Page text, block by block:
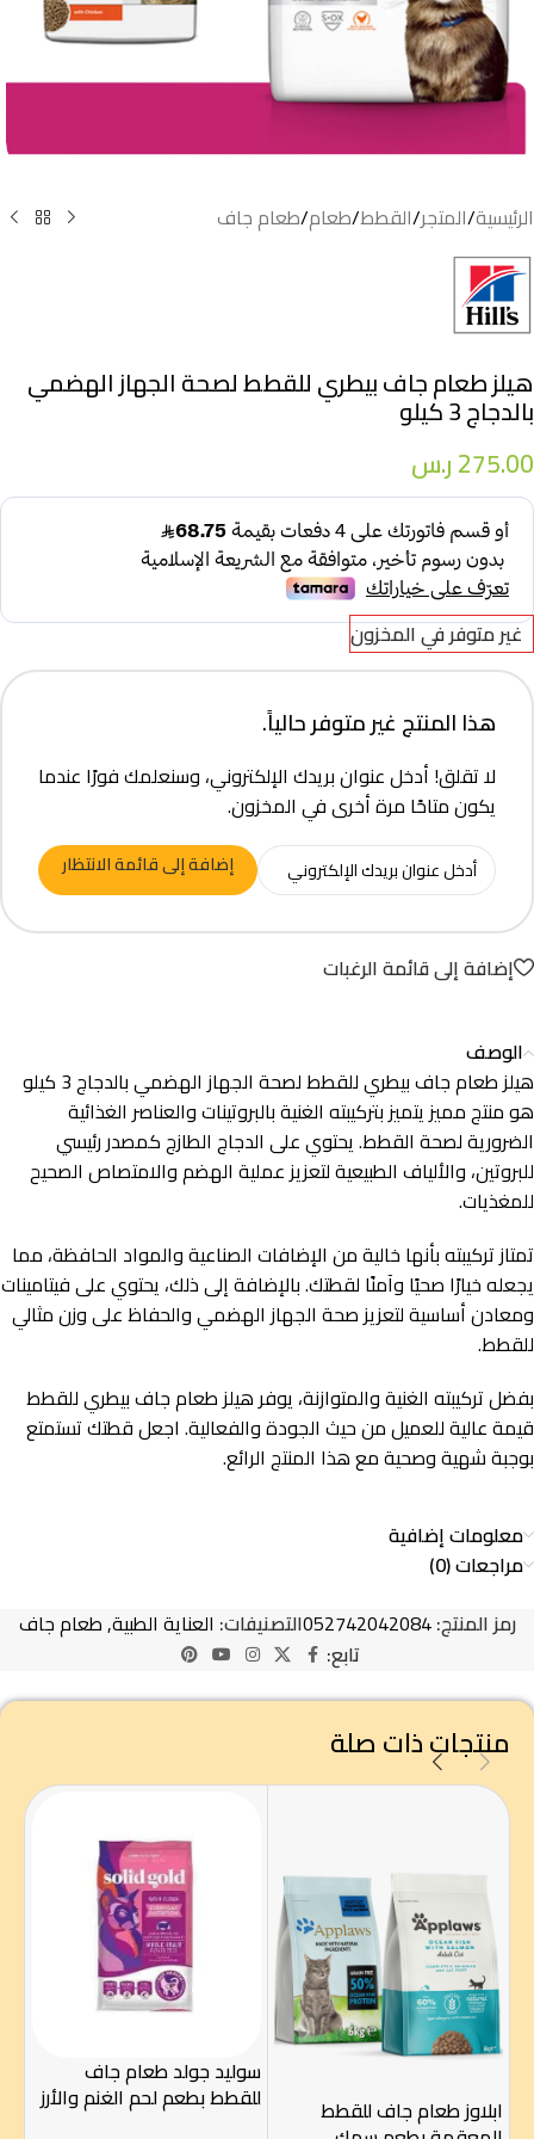
الرئيسية/المتجر/القطط/طعام/طعام جاف
هيلز طعام جاف بيطري للقطط لصحة الجهاز الهضمي
بالدجاج 3 كيلو
275.00ر.س
غير متوفر في المخزون
هذا المنتج غير متوفر حالياً.
لا تقلق! أدخل عنوان بريدك الإلكتروني، وسنعلمك فورًا عندما
يكون متاحًا مرة أخرى في المخزون.
إضافة إلى قائمة الانتظار
إضافة إلى قائمة الرغبات
الوصف
هيلز طعام جاف بيطري للقطط لصحة الجهاز الهضمي بالدجاج 3 كيلو
هو منتج مميز يتميز بتركيبته الغنية بالبروتينات والعناصر الغذائية
الضرورية لصحة القطط. يحتوي على الدجاج الطازج كمصدر رئيسي
للبروتين، والألياف الطبيعية لتعزيز عملية الهضم والامتصاص الصحيح
للمغذيات.
تمتاز تركيبته بأنها خالية من الإضافات الصناعية والمواد الحافظة، مما
يجعله خيارًا صحيًا وآمنًا لقطتك. بالإضافة إلى ذلك، يحتوي على فيتامينات
ومعادن أساسية لتعزيز صحة الجهاز الهضمي والحفاظ على وزن مثالي
للقطط.
بفضل تركيبته الغنية والمتوازنة، يوفر هيلز طعام جاف بيطري للقطط
قيمة عالية للعميل من حيث الجودة والفعالية. اجعل قطتك تستمتع
بوجبة شهية وصحية مع هذا المنتج الرائع.
معلومات إضافية
مراجعات (0)
رمز المنتج:052742042084التصنيفات: العناية الطبية,طعام جاف
تابع:
منتجات ذات صلة
ابلاوز طعام جاف للقطط
سوليد جولد طعام جاف
للقطط بطعم لحم الغنم والأرز